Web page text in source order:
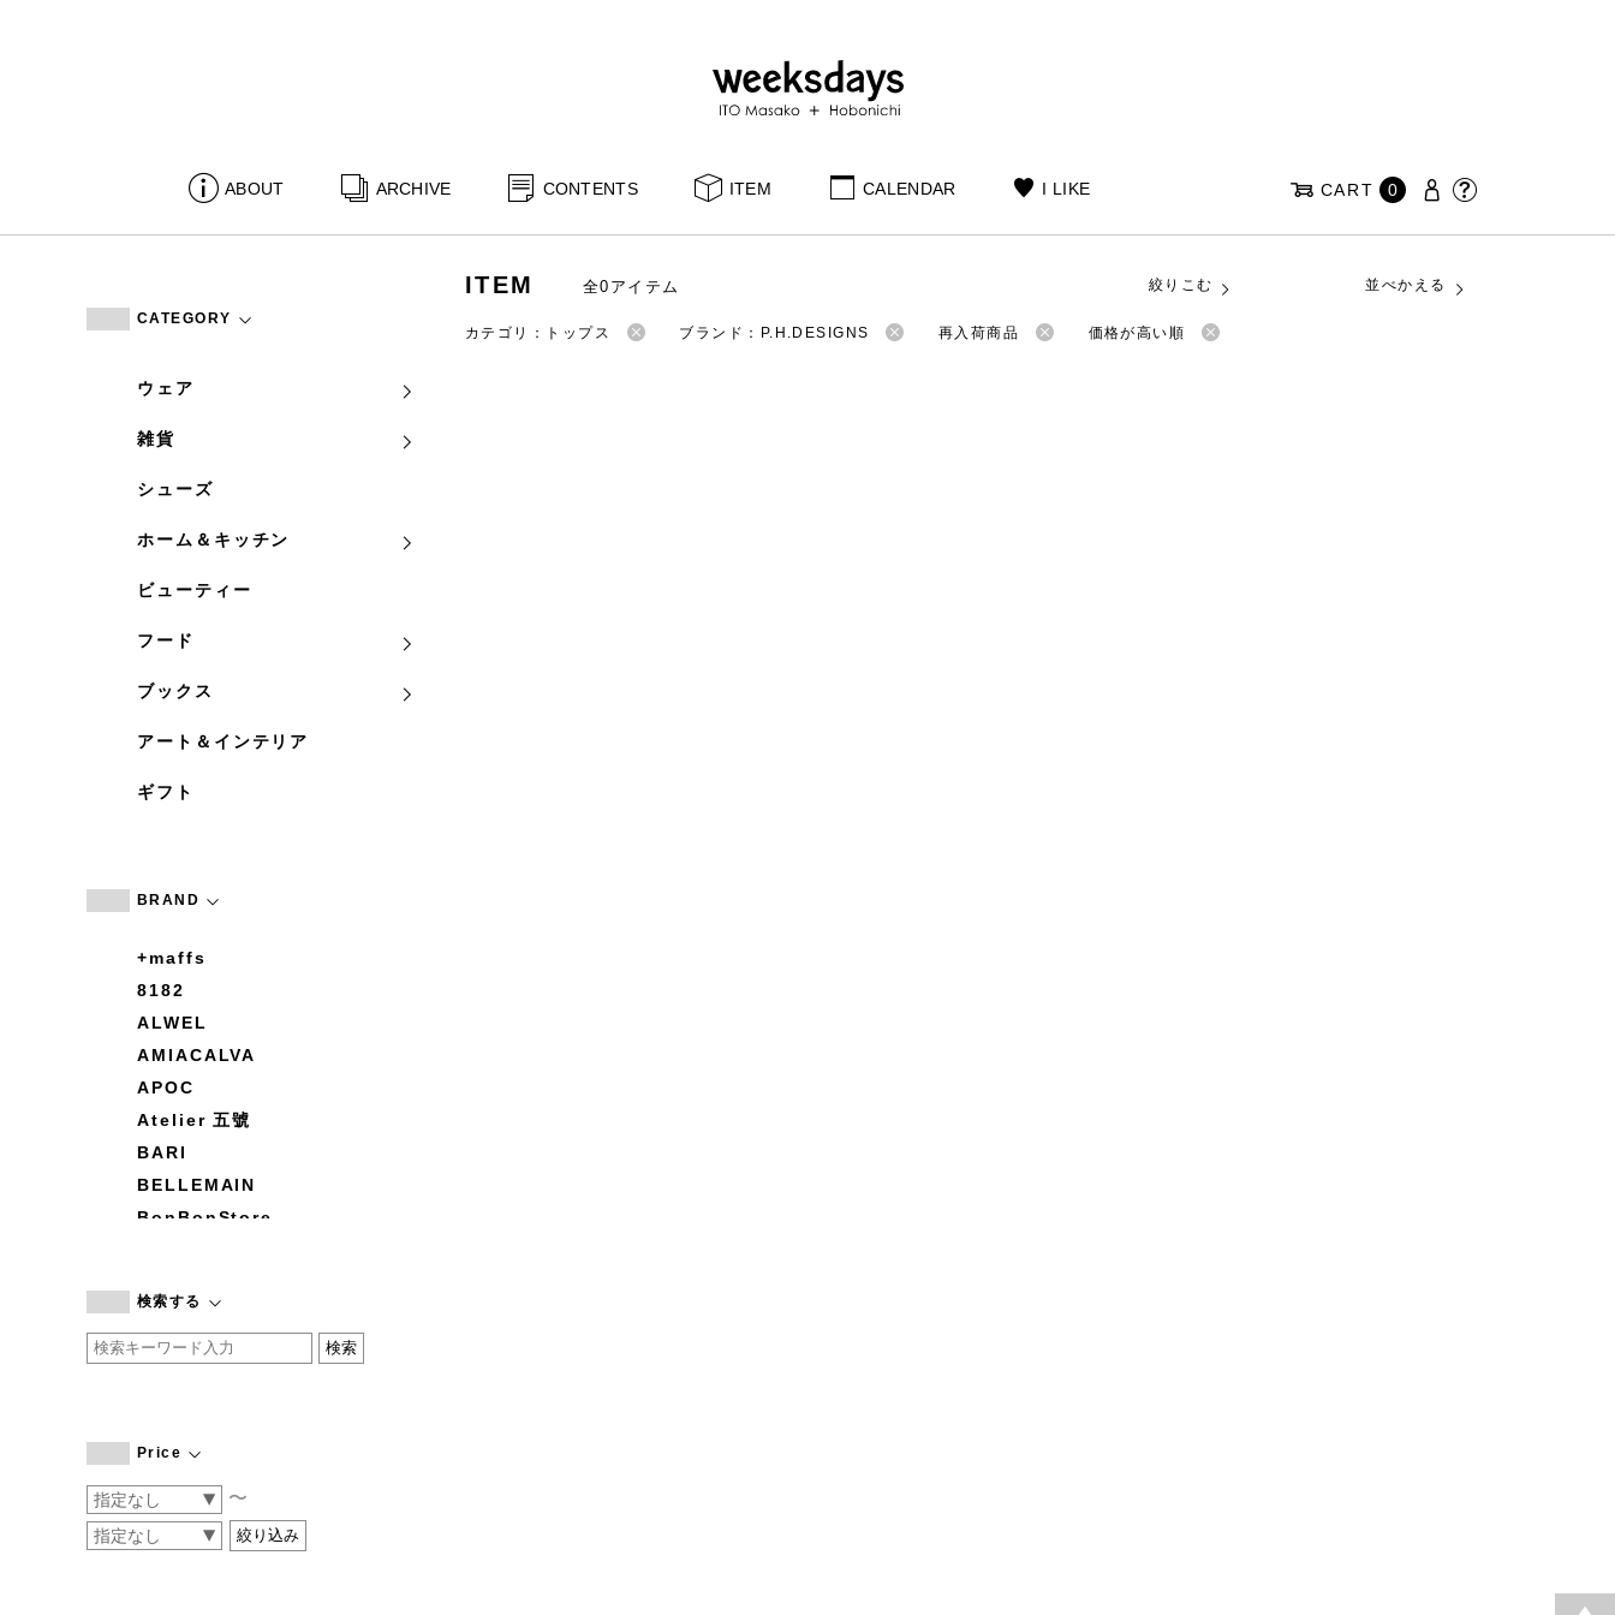
ABOUT ARCHIVE CONTENTS ITEM CALENDAR I LIKE CART 0
CATEGORY
ウェア
雑貨
シューズ
ホーム＆キッチン
ビューティー
フード
ブックス
アート＆インテリア
ギフト
BRAND
+maffs
8182
ALWEL
AMIACALVA
APOC
Atelier 五號
BARI
BELLEMAIN
BonBonStore
by basics
CATWORTH
COGTHEBIGSMOKE
CONVERSE
DEAN & DELUCA
検索する
Price
〜
ITEM 全0アイテム 絞りこむ 並べかえる
カテゴリ：トップス ブランド：P.H.DESIGNS 再入荷商品 価格が高い順